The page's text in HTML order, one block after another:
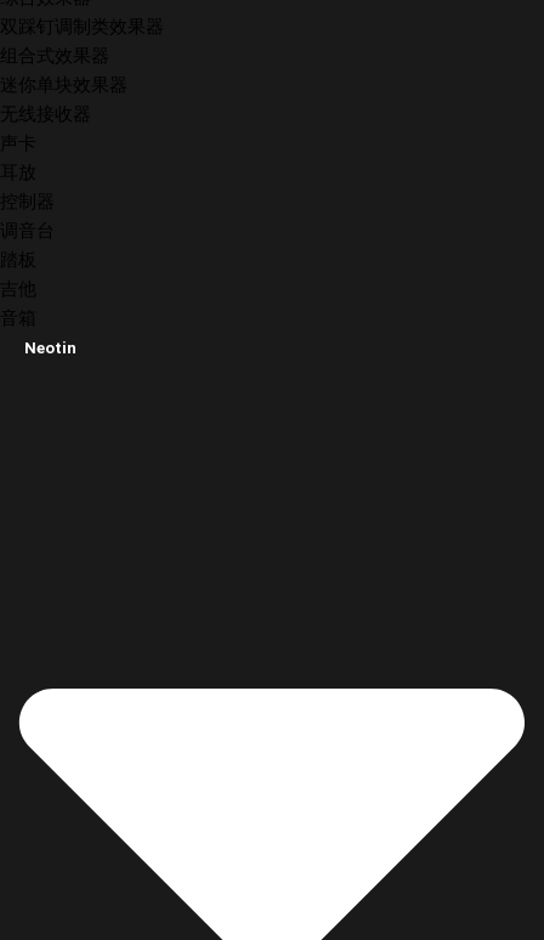
双踩钉调制类效果器
组合式效果器
迷你单块效果器
无线接收器
声卡
耳放
控制器
调音台
踏板
吉他
音箱
Neotin